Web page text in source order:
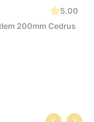
5.00
200mm Cedrus